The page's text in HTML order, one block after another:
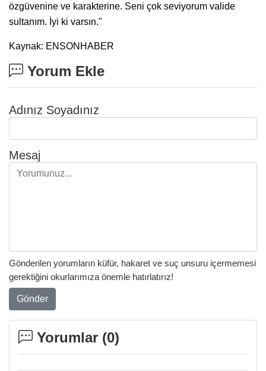
özgüvenine ve karakterine. Seni çok seviyorum valide
sultanım. İyi ki varsın."
Kaynak: ENSONHABER
Yorum Ekle
Adınız Soyadınız
Mesaj
Gönderilen yorumların küfür, hakaret ve suç unsuru içermemesi
gerektiğini okurlarımıza önemle hatırlatırız!
Gönder
Yorumlar (0)